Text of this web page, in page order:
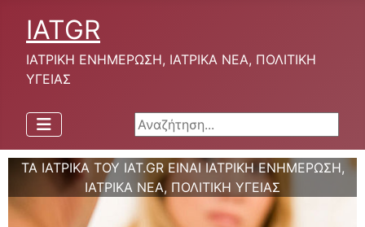
IATGR
ΙΑΤΡΙΚΗ ΕΝΗΜΕΡΩΣΗ, ΙΑΤΡΙΚΑ ΝΕΑ, ΠΟΛΙΤΙΚΗ
ΥΓΕΙΑΣ
Αναζήτηση...
ΤΑ ΙΑΤΡΙΚΑ ΤΟΥ IAT.GR ΕΙΝΑΙ ΙΑΤΡΙΚΗ ΕΝΗΜΕΡΩΣΗ,
ΙΑΤΡΙΚΑ ΝΕΑ, ΠΟΛΙΤΙΚΗ ΥΓΕΙΑΣ